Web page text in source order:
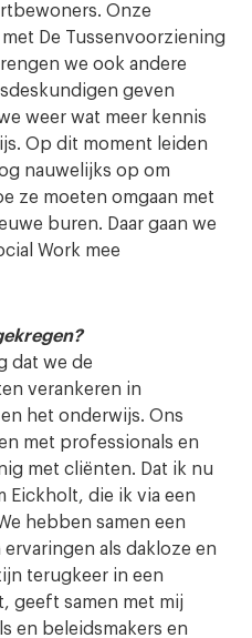
Onze
De Tussenvoorziening
we ook andere
geven
weer wat meer kennis
Op dit moment leiden
nauwelijks op om
ze moeten omgaan met
buren. Daar gaan we
Work mee
dat we de
verankeren in
het onderwijs. Ons
met professionals en
met cliënten. Dat ik nu
Eickholt, die ik via een
hebben samen een
als dakloze en
terugkeer in een
geeft samen met mij
en beleidsmakers en